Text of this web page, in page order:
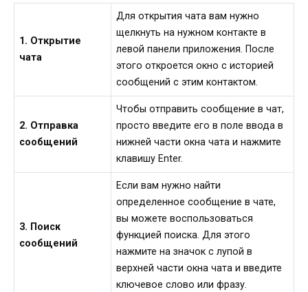
1. Открытие
чата
Для открытия чата вам нужно
щелкнуть на нужном контакте в
левой панели приложения. После
этого откроется окно с историей
сообщений с этим контактом.
2. Отправка
сообщений
Чтобы отправить сообщение в чат,
просто введите его в поле ввода в
нижней части окна чата и нажмите
клавишу Enter.
3. Поиск
сообщений
Если вам нужно найти
определенное сообщение в чате,
вы можете воспользоваться
функцией поиска. Для этого
нажмите на значок с лупой в
верхней части окна чата и введите
ключевое слово или фразу.